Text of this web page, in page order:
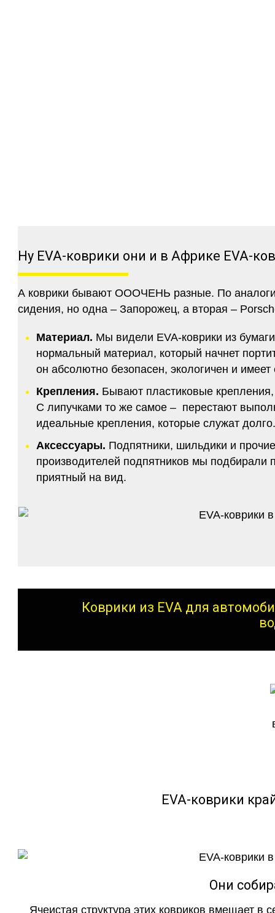
Ну EVA-коврики они и в Африке EVA-
А коврики бывают ОООЧЕНЬ разные. По
сидения, но одна – Запорожец, а вторая –
Материал. Мы видели EVA-коврики из
нормальный материал, который начнет
он абсолютно безопасен, экологичен и
Крепления. Бывают пластиковые
С липучками то же самое – перестают
идеальные крепления, которые служат
Аксессуары. Подпятники, шильдики и
производителей подпятников мы подбирали
приятный на вид.
Коврики из EVA для
EVA-коврики
Они
Ячеистая структура этих ковриков вмещает в